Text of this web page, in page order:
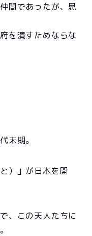
間であったが、思
を潰すためならな
末期。
）」が日本を開
、この天人たちに